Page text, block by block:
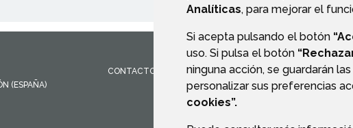
Analíticas, para mejorar el
Si acepta pulsando el botón
uso. Si pulsa el botón
ninguna acción, se guardarán
personalizar sus preferencias
cookies”.
(ESPAÑA)
CONTACTO MAPA WEB AVISO LEGAL PROTECCIÓN DE